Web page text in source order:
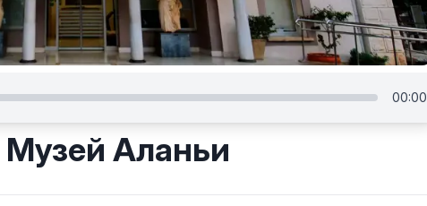
00:00
Аланьи